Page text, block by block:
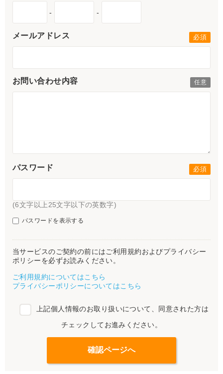
- -
メールアドレス
お問い合わせ内容
パスワード
(6文字以上25文字以下の英数字)
パスワードを表示する
当サービスのご契約の前にはご利用規約およびプライバシー
ポリシーを必ずお読みください。
ご利用規約についてはこちら
プライバシーポリシーについてはこちら
上記個人情報のお取り扱いについて、同意された方は
チェックしてお進みください。